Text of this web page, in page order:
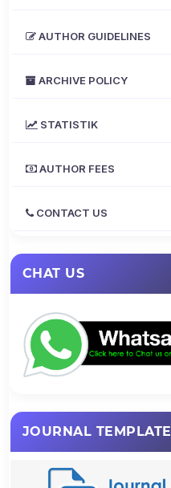
AUTHOR GUIDELINES
ARCHIVE POLICY
STATISTIK
AUTHOR FEES
CONTACT US
CHAT US
JOURNAL TEMPLATE